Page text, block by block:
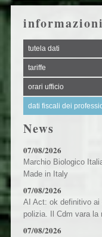
informazioni
tutela dati
tariffe
orari ufficio
dati fiscali dei
News
07/08/2026
Marchio Biologico
Made in Italy
07/08/2026
AI Act: ok definitivo ai
polizia. Il Cdm vara la
07/08/2026